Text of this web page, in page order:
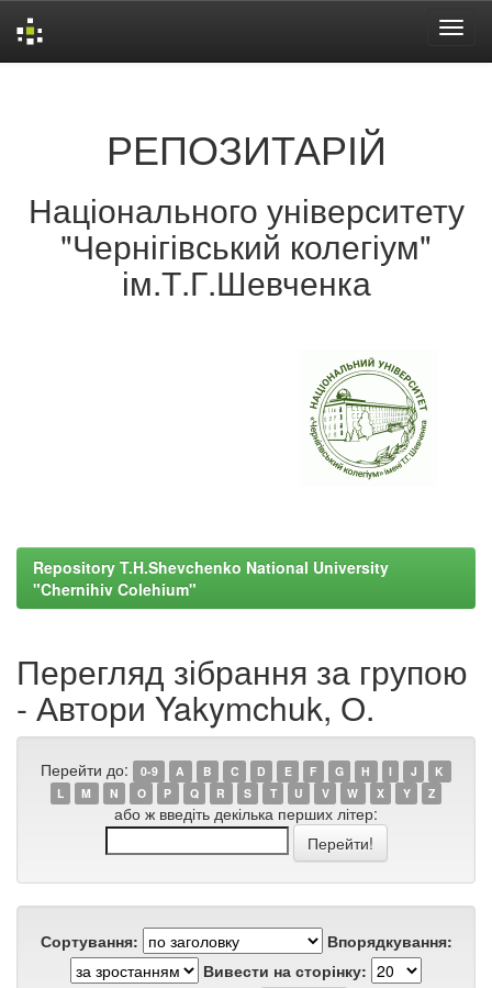
РЕПОЗИТАРІЙ
Національного університету
"Чернігівський колегіум"
ім.Т.Г.Шевченка
Repository T.H.Shevchenko National University
"Chernihiv Colehium"
Перегляд зібрання за групою
- Автори Yakymchuk, О.
Перейти до: 0-9 A B C D E F G H I J
K
L
M N O P Q R S T U V W X Y Z
або ж введіть декілька перших літер:
Сортування:
Впорядкування:
Вивести на сторінку: